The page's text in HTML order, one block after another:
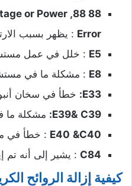
88 88, 83
or Power
Error : يظهر بسبب
E5 : خلل في عمل
E8 : مشكلة ما في
E33
: خطأ في سخان
E39& C39
: مشكلة ما
E40 &C40
: خطأ في
C84 : يشير إلى أنه
كيفية إزالة الروائح